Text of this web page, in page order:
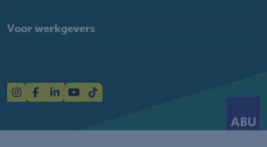
Voor werkgevers